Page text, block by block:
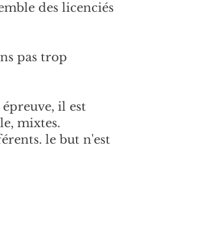
des licenciés
pas trop
il est
mixtes.
le but n'est